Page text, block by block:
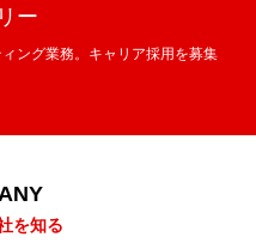
ー
ング業務。キャリア採用を募集
を知る